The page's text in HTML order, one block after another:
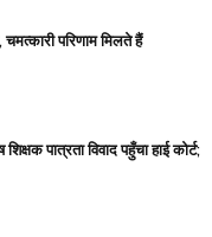
परिणाम मिलते हैं
पात्रता विवाद पहुँचा हाई कोर्ट;